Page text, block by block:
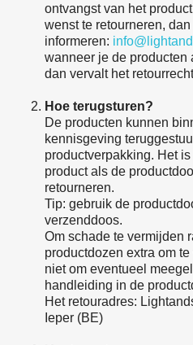
ontvangst van het
wenst te retourneren,
informeren:
wanneer je de producten
dan vervalt het
Hoe terugsturen?
De producten kunnen
kennisgeving
productverpakking. Het
product als de
retourneren.
Tip: gebruik de
verzenddoos.
Om schade te vermijden
productdozen extra om
niet om eventueel
handleiding in de
Het retouradres:
Ieper (BE)